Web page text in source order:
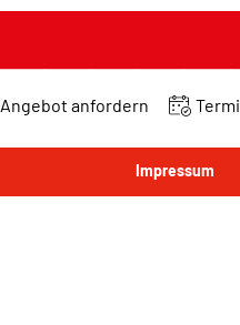
Angebot anfordern
Impressum